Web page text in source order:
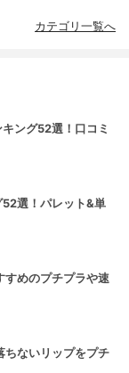
カテゴリ一覧へ
ング52選！口コミ
選！パレット&単
すめのプチプラや速
ちないリップをプチ